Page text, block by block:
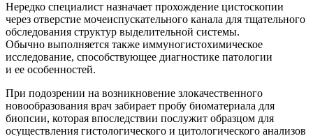
Нередко специалист назначает прохождение цистоскопии
через отверстие мочеиспускательного канала для тщательного
обследования структур выделительной системы.
Обычно выполняется также иммуногистохимическое
исследование, способствующее диагностике патологии
и ее особенностей.
При подозрении на возникновение злокачественного
новообразования врач забирает пробу биоматериала для
биопсии, которая впоследствии послужит образцом для
осуществления гистологического и цитологического анализов